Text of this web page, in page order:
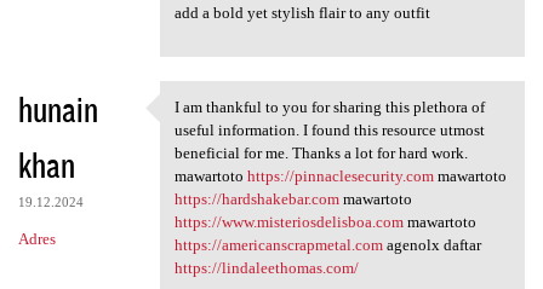
add a bold yet stylish flair to any outfit
hunain
khan
19.12.2024
Adres
I am thankful to you for
I am thankful to you for sharing this plethora of
useful information. I found this resource utmost
beneficial for me. Thanks a lot for hard work.
mawartoto https://pinnaclesecurity.commawartoto
https://hardshakebar.commawartoto
https://www.misteriosdelisboa.commawartoto
https://americanscrapmetal.comagenolx daftar
https://lindaleethomas.com/